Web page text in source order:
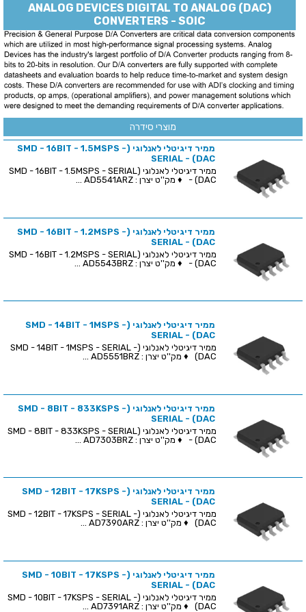
ANALOG DEVICES DIGITAL TO ANALOG (DAC)
CONVERTERS - SOIC
מוצרי סידרה
ממיר דיגיטלי לאנלוגי (SMD - 16BIT - 1.5MSPS -
SERIAL - (DAC
ממיר דיגיטלי לאנלוגי (SMD - 16BIT - 1.5MSPS - SERIAL
- (DAC ♦ מק''ט יצרן : AD5541ARZ ...
ממיר דיגיטלי לאנלוגי (SMD - 16BIT - 1.2MSPS -
SERIAL - (DAC
ממיר דיגיטלי לאנלוגי (SMD - 16BIT - 1.2MSPS - SERIAL
- (DAC ♦ מק''ט יצרן : AD5543BRZ ...
ממיר דיגיטלי לאנלוגי (SMD - 14BIT - 1MSPS -
SERIAL - (DAC
ממיר דיגיטלי לאנלוגי (SMD - 14BIT - 1MSPS - SERIAL -
(DAC ♦ מק''ט יצרן : AD5551BRZ ...
ממיר דיגיטלי לאנלוגי (SMD - 8BIT - 833KSPS -
SERIAL - (DAC
ממיר דיגיטלי לאנלוגי (SMD - 8BIT - 833KSPS - SERIAL
- (DAC ♦ מק''ט יצרן : AD7303BRZ ...
ממיר דיגיטלי לאנלוגי (SMD - 12BIT - 17KSPS -
SERIAL - (DAC
ממיר דיגיטלי לאנלוגי (SMD - 12BIT - 17KSPS - SERIAL -
(DAC ♦ מק''ט יצרן : AD7390ARZ ...
ממיר דיגיטלי לאנלוגי (SMD - 10BIT - 17KSPS -
SERIAL - (DAC
ממיר דיגיטלי לאנלוגי (SMD - 10BIT - 17KSPS - SERIAL -
(DAC ♦ מק''ט יצרן : AD7391ARZ ...